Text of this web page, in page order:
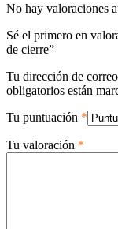
No hay valoraciones
Sé el primero en
de cierre”
Tu dirección de
obligatorios están
Tu puntuación *
Tu valoración *